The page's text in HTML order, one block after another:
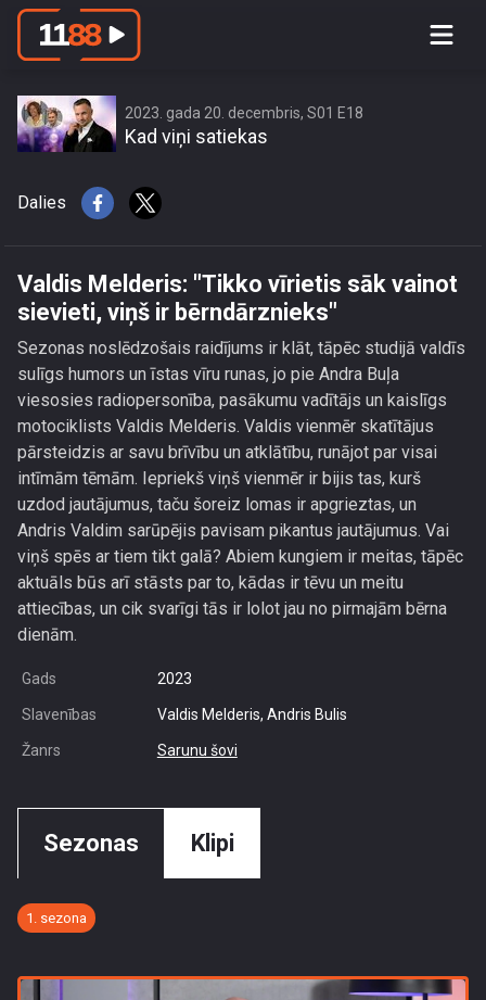
Valdis Melderis: \"Tikko vīrietis sāk
2023. gada 20. decembris, S01 E18
Kad viņi satiekas
Dalies
Valdis Melderis: "Tikko vīrietis sāk vainot
sievieti, viņš ir bērndārznieks"
Sezonas noslēdzošais raidījums ir klāt, tāpēc studijā valdīs
sulīgs humors un īstas vīru runas, jo pie Andra Buļa
viesosies radiopersonība, pasākumu vadītājs un kaislīgs
motociklists Valdis Melderis. Valdis vienmēr skatītājus
pārsteidzis ar savu brīvību un atklātību, runājot par visai
intīmām tēmām. Iepriekš viņš vienmēr ir bijis tas, kurš
uzdod jautājumus, taču šoreiz lomas ir apgrieztas, un
Andris Valdim sarūpējis pavisam pikantus jautājumus. Vai
viņš spēs ar tiem tikt galā? Abiem kungiem ir meitas, tāpēc
aktuāls būs arī stāsts par to, kādas ir tēvu un meitu
attiecības, un cik svarīgi tās ir lolot jau no pirmajām bērna
dienām.
Gads 2023
Slavenības Valdis Melderis, Andris Bulis
Žanrs Sarunu šovi
Sezonas Klipi
1. sezona